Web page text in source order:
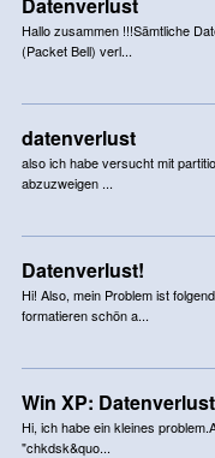
Hallo zusammen !!!Sämtliche
(Packet Bell) verl...
datenverlust
also ich habe versucht mit
abzuzweigen ...
Datenverlust!
Hi! Also, mein Problem ist
formatieren schön a...
Win XP:
Hi, ich habe ein kleines
"chkdsk&quo...